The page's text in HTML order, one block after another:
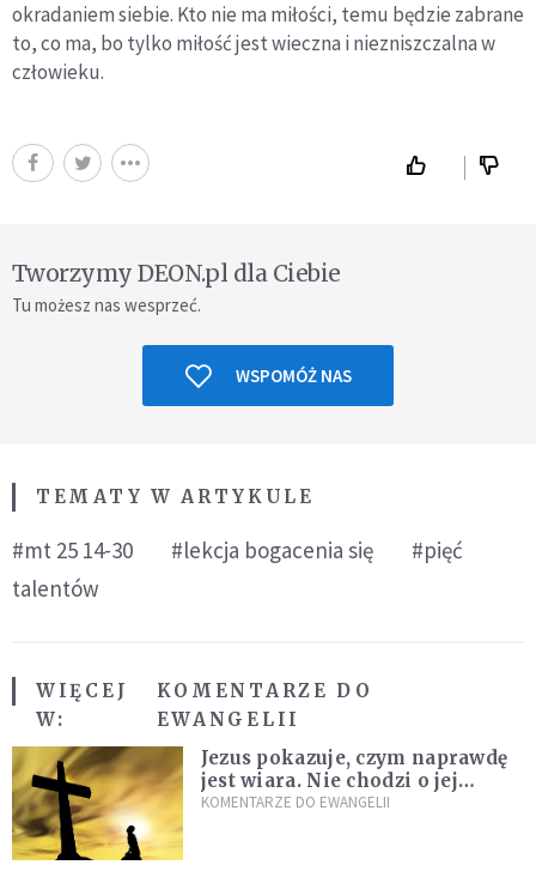
okradaniem siebie. Kto nie ma miłości, temu będzie zabrane
to, co ma, bo tylko miłość jest wieczna i niezniszczalna w
człowieku.
Tworzymy DEON.pl dla Ciebie
Tu możesz nas wesprzeć.
WSPOMÓŻ NAS
TEMATY W ARTYKULE
#mt 25 14-30 #lekcja bogacenia się
#pięć
talentów
WIĘCEJ
W:
KOMENTARZE DO
EWANGELII
Jezus pokazuje, czym naprawdę
jest wiara. Nie chodzi o jej
wielkość
KOMENTARZE DO EWANGELII